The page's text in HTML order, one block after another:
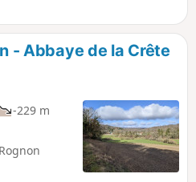
- Abbaye de la Crête
-229 m